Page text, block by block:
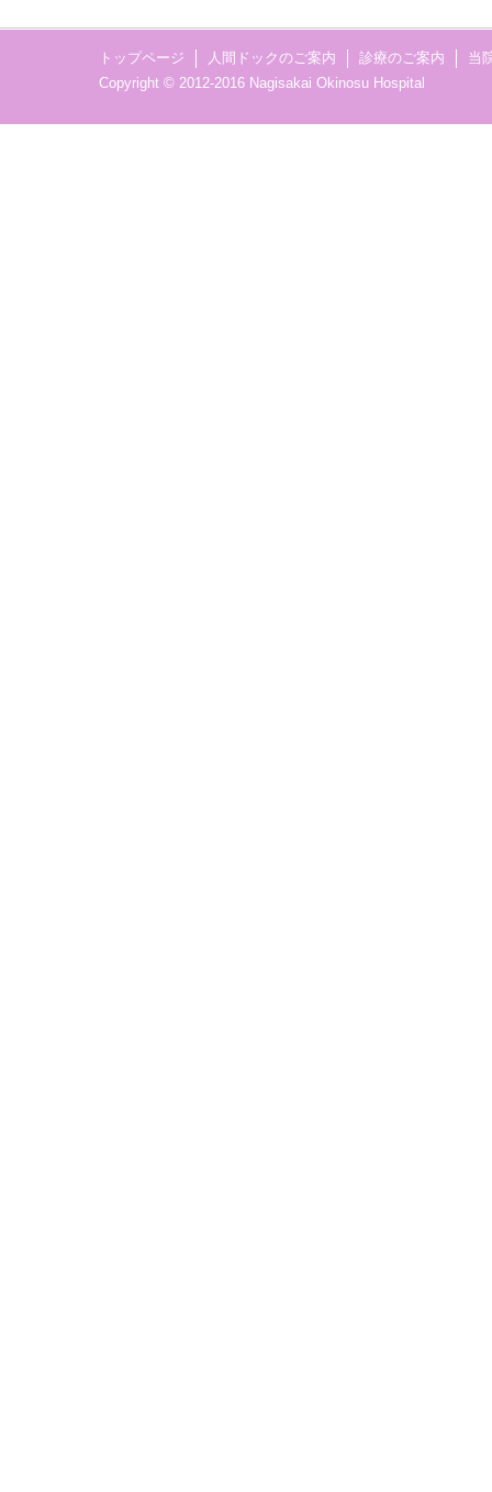
トップページ 人間ドックのご案内 診療のご案内
当
Copyright © 2012-2016 Nagisakai Okinosu Hospital